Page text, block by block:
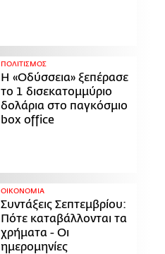
ΠΟΛΙΤΙΣΜΟΣ
Η «Οδύσσεια» ξεπέρασε
το 1 δισεκατομμύριο
δολάρια στο παγκόσμιο
box office
ΟΙΚΟΝΟΜΙΑ
Συντάξεις Σεπτεμβρίου:
Πότε καταβάλλονται τα
χρήματα - Οι
ημερομηνίες